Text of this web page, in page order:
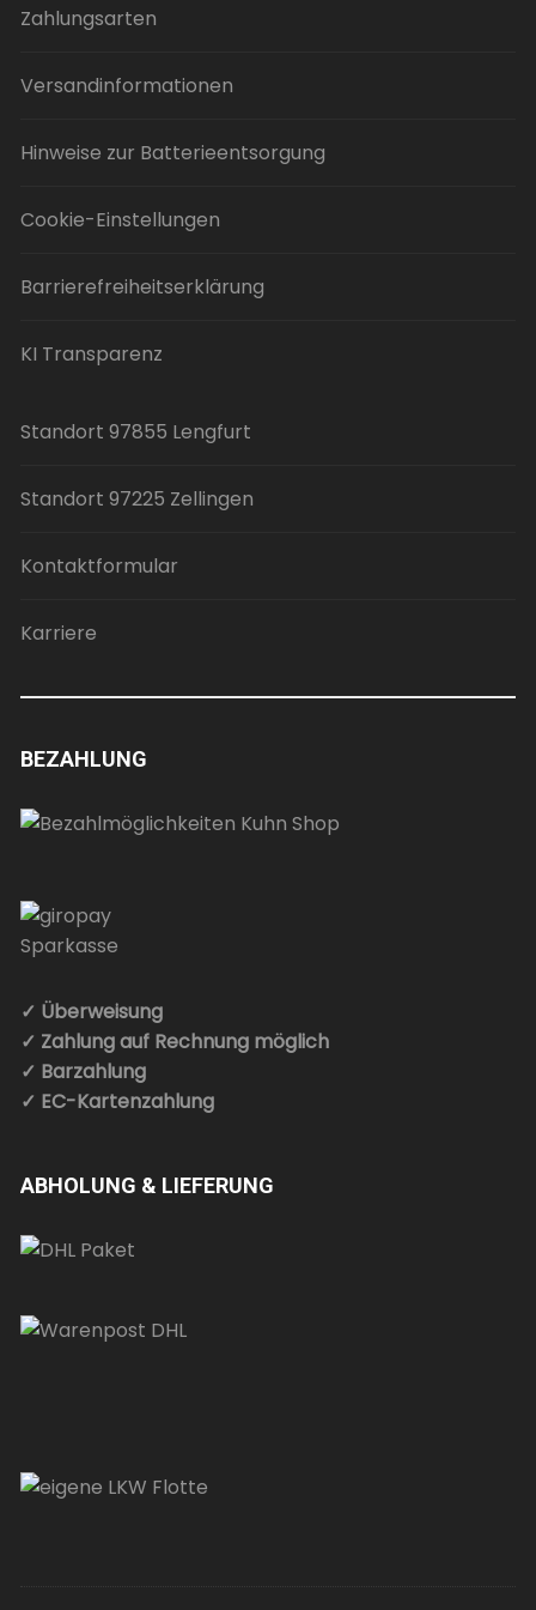
Zahlungsarten
Versandinformationen
Hinweise zur Batterieentsorgung
Cookie-Einstellungen
Barrierefreiheitserklärung
KI Transparenz
Standort 97855 Lengfurt
Standort 97225 Zellingen
Kontaktformular
Karriere
BEZAHLUNG
✓ Überweisung
✓ Zahlung auf Rechnung möglich
✓ Barzahlung
✓ EC-Kartenzahlung
ABHOLUNG & LIEFERUNG